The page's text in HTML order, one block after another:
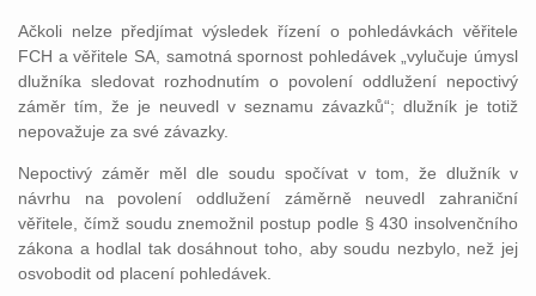
Ačkoli nelze předjímat výsledek řízení o pohledávkách věřitele
FCH a věřitele SA, samotná spornost pohledávek „vylučuje úmysl
dlužníka sledovat rozhodnutím o povolení oddlužení nepoctivý
záměr tím, že je neuvedl v seznamu závazků“; dlužník je totiž
nepovažuje za své závazky.
Nepoctivý záměr měl dle soudu spočívat v tom, že dlužník v
návrhu na povolení oddlužení záměrně neuvedl zahraniční
věřitele, čímž soudu znemožnil postup podle § 430 insolvenčního
zákona a hodlal tak dosáhnout toho, aby soudu nezbylo, než jej
osvobodit od placení pohledávek.